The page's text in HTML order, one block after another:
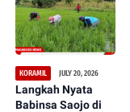
Tunjukkan
Perkembangan
Signifikan
KORAMIL JULY 20, 2026
Langkah Nyata
Babinsa Saojo di